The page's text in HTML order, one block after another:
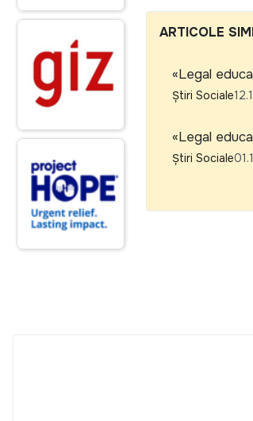
ARTICOLE
«Legal
Știri Sociale
«Legal
Știri Sociale